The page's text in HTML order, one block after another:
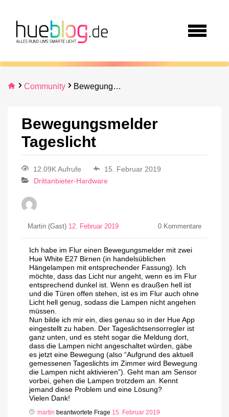
Community Bewegungsmelder Tageslicht
Bewegungsmelder
Tageslicht
12.09K Aufrufe
15. Februar 2019
Drittanbieter-Hardware
Martin (Gast) 12. Februar 2019 0 Kommentare
Ich habe im Flur einen Bewegungsmelder mit zwei
Hue White E27 Birnen (in handelsüblichen
Hängelampen mit entsprechender Fassung). Ich
möchte, dass das Licht nur angeht, wenn es im Flur
entsprechend dunkel ist. Wenn es draußen hell ist
und die Türen offen stehen, ist es im Flur auch ohne
Licht hell genug, sodass die Lampen nicht angehen
müssen.
Nun bilde ich mir ein, dies genau so in der Hue App
eingestellt zu haben. Der Tageslichtsensorregler ist
ganz unten, und es steht sogar die Meldung dort,
dass die Lampen nicht angeschaltet würden, gäbe
es jetzt eine Bewegung (also “Aufgrund des aktuell
gemessenen Tageslichts im Zimmer wird Bewegung
die Lampen nicht aktivieren”). Geht man am Sensor
vorbei, gehen die Lampen trotzdem an. Kennt
jemand diese Problem und eine Lösung?
Vielen Dank!
martin beantwortete Frage 15. Februar 2019